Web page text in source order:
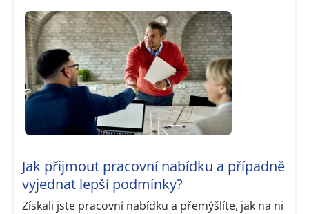
Jak přijmout pracovní nabídku a případně
vyjednat lepší podmínky?
Získali jste pracovní nabídku a přemýšlíte, jak na ni